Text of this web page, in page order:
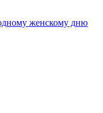
женскому дню